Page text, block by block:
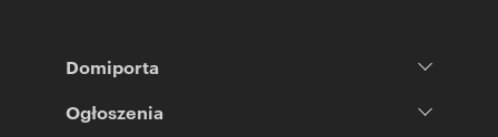
Domiporta
Ogłoszenia